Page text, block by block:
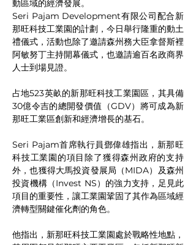
動區域的經濟發展。
Seri Pajam Development有限公司配合新
那旺科技工業園的計劃，今日舉行隆重的動土
禮儀式，活動也除了邀請森州務大臣拿督斯裡
阿敏努丁主持開幕儀式，也邀請逾百名政商界
人士到場見證。
占地523英畝的新那旺科技工業園區，其具備
30億令吉的總開發價值（GDV）將可成為新
那旺工業區創新和經濟增長的基石。
Seri Pajam首席執行員鄧偉雄指出，新那旺
科技工業園的項目除了獲得森州政府的支持
外，也獲得大馬投資發展局（MIDA）及森州
投資機構（Invest NS）的強力支持，足見此
項目的重要性，讓工業園鞏固了其作為區域經
濟轉型關鍵催化劑的角色。
他指出，新那旺科技工業園處於戰略性地點，